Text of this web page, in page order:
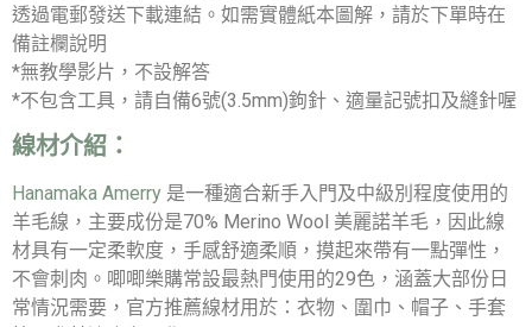
透過電郵發送下載連結。如需實體紙本圖解，請於下單時在
備註欄說明
*無教學影片，不設解答
*不包含工具，請自備6號(3.5mm)鉤針、適量記號扣及縫針喔
線材介紹：
Hanamaka Amerry 是一種適合新手入門及中級別程度使用的
羊毛線，主要成份是70% Merino Wool 美麗諾羊毛，因此線
材具有一定柔軟度，手感舒適柔順，摸起來帶有一點彈性，
不會刺肉。唧唧樂購常設最熱門使用的29色，涵蓋大部份日
常情況需要，官方推薦線材用於：衣物、圍巾、帽子、手套